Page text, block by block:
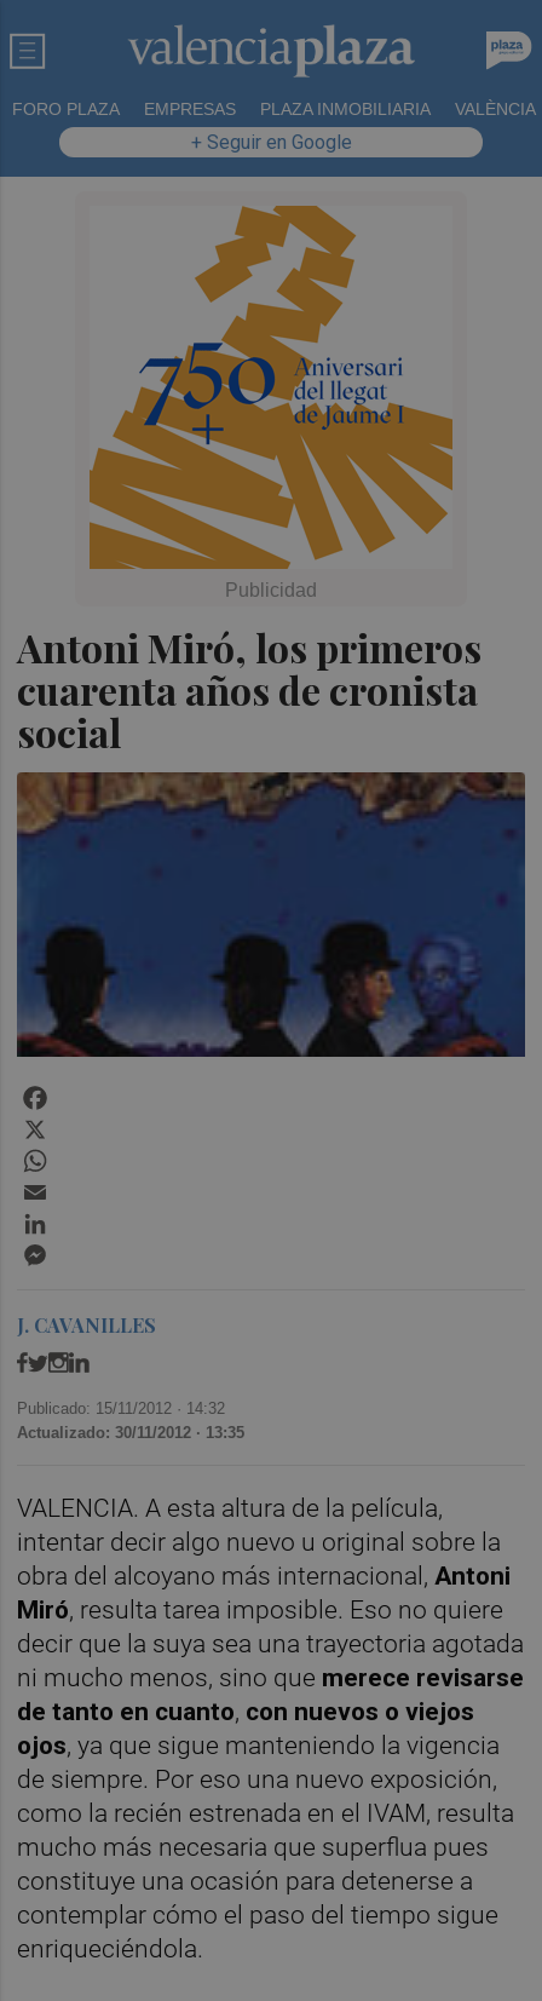
FORO PLAZA EMPRESAS PLAZA INMOBILIARIA VALÈNCIA
+ Seguir en Google
Antoni Miró, los primeros
cuarenta años de cronista
social
J. CAVANILLES
Publicado: 15/11/2012 · 14:32
Actualizado: 30/11/2012 · 13:35
VALENCIA. A esta altura de la película,
intentar decir algo nuevo u original sobre la
obra del alcoyano más internacional, Antoni
Miró, resulta tarea imposible. Eso no quiere
decir que la suya sea una trayectoria agotada
ni mucho menos, sino que merece revisarse
de tanto en cuanto, con nuevos o viejos
ojos, ya que sigue manteniendo la vigencia
de siempre. Por eso una nuevo exposición,
como la recién estrenada en el IVAM, resulta
mucho más necesaria que superflua pues
constituye una ocasión para detenerse a
contemplar cómo el paso del tiempo sigue
enriqueciéndola.